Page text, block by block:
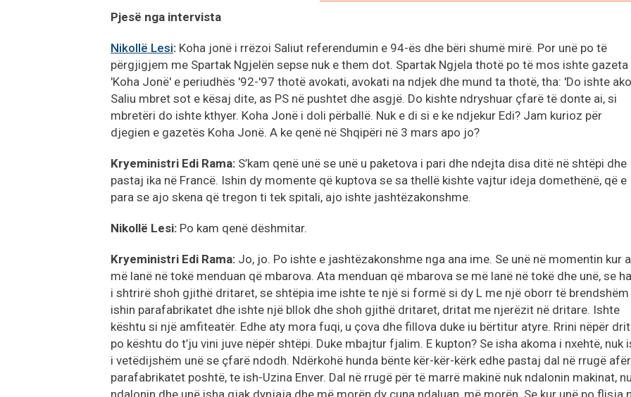
Pjesë nga intervista
Nikollë Lesi: Koha jonë i rrëzoi Saliut referendumin e 94-ës dhe bëri shumë mirë. Por unë po të
përgjigjem me Spartak Ngjelën sepse nuk e them dot. Spartak Ngjela thotë po të mos ishte gazeta
'Koha Jonë' e periudhës '92-'97 thotë avokati, avokati na ndjek dhe mund ta thotë, tha: 'Do ishte
Saliu mbret sot e kësaj dite, as PS në pushtet dhe asgjë. Do kishte ndryshuar çfarë të donte ai, si
mbretëri do ishte kthyer. Koha Jonë i doli përballë. Nuk e di si e ke ndjekur Edi? Jam kurioz për
djegien e gazetës Koha Jonë. A ke qenë në Shqipëri në 3 mars apo jo?
Kryeministri Edi Rama: S’kam qenë unë se unë u paketova i pari dhe ndejta disa ditë në shtëpi dhe
pastaj ika në Francë. Ishin dy momente që kuptova se sa thellë kishte vajtur ideja domethënë, që e
para se ajo skena që tregon ti tek spitali, ajo ishte jashtëzakonshme.
Nikollë Lesi: Po kam qenë dëshmitar.
Kryeministri Edi Rama: Jo, jo. Po ishte e jashtëzakonshme nga ana ime. Se unë në momentin kur
më lanë në tokë menduan që mbarova. Ata menduan që mbarova se më lanë në tokë dhe unë, se
i shtrirë shoh gjithë dritaret, se shtëpia ime ishte te një si formë si dy L me një oborr të brendshëm
ishin parafabrikatet dhe ishte një bllok dhe shoh gjithë dritaret, dritat me njerëzit në dritare. Ishte
kështu si një amfiteatër. Edhe aty mora fuqi, u çova dhe fillova duke iu bërtitur atyre. Rrini nëpër
po kështu do t’ju vini juve nëpër shtëpi. Duke mbajtur fjalim. E kupton? Se isha akoma i nxehtë, nuk
i vetëdijshëm unë se çfarë ndodh. Ndërkohë hunda bënte kër-kër-kërk edhe pastaj dal në rrugë
parafabrikatet poshtë, te ish-Uzina Enver. Dal në rrugë për të marrë makinë nuk ndalonin makinat,